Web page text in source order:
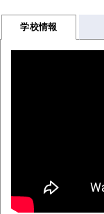
学校情報